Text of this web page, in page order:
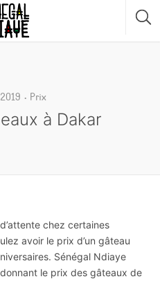
Prix
à Dakar
chez certaines
avoir le prix d’un gâteau
Sénégal Ndiaye
le prix des gâteaux de